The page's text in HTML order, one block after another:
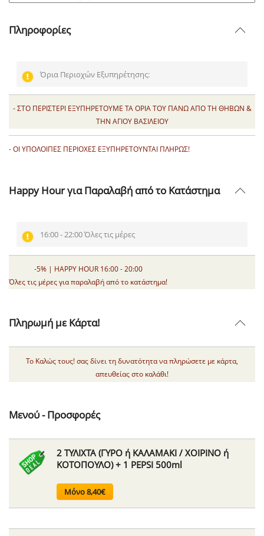
Πληροφορίες
Όρια Περιοχών Εξυπηρέτησης:
- ΣΤΟ ΠΕΡΙΣΤΕΡΙ ΕΞΥΠΗΡΕΤΟΥΜΕ ΤΑ ΟΡΙΑ ΤΟΥ ΠΑΝΩ ΑΠΟ ΤΗ ΘΗΒΩΝ &
ΤΗΝ ΑΓΙΟΥ ΒΑΣΙΛΕΙΟΥ
- ΟΙ ΥΠΟΛΟΙΠΕΣ ΠΕΡΙΟΧΕΣ ΕΞΥΠΗΡΕΤΟΥΝΤΑΙ ΠΛΗΡΩΣ!
Happy Hour για Παραλαβή από το Κατάστημα
16:00 - 22:00 Όλες τις μέρες
-5% | HAPPY HOUR 16:00 - 20:00
Όλες τις μέρες για παραλαβή από το κατάστημα!
Πληρωμή με Κάρτα!
Το Καλώς τους! σας δίνει τη δυνατότητα να πληρώσετε με κάρτα,
απευθείας στο καλάθι!
Μενού - Προσφορές
2 ΤΥΛΙΧΤΑ (ΓΥΡΟ ή ΚΑΛΑΜΑΚΙ / ΧΟΙΡΙΝΟ ή
ΚΟΤΟΠΟΥΛΟ) + 1 PEPSI 500ml
Μόνο 8,40€